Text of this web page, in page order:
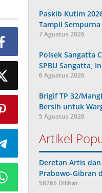
Paskib Kutim
Tampil
7 Agustus 2026
Polsek Sangatta
SPBU Sangatta,
6 Agustus 2026
Brigif TP 32/
Bersih untuk
5 Agustus 2026
Artikel
Deretan Artis
Prabowo-Gibran
58265 Dilihat